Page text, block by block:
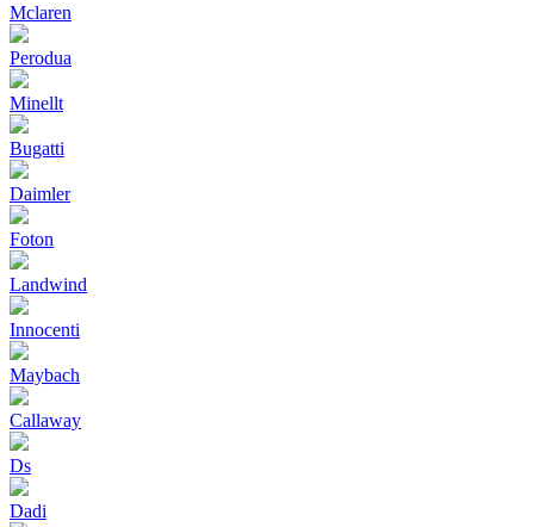
Mclaren
Perodua
Minellt
Bugatti
Daimler
Foton
Landwind
Innocenti
Maybach
Callaway
Ds
Dadi